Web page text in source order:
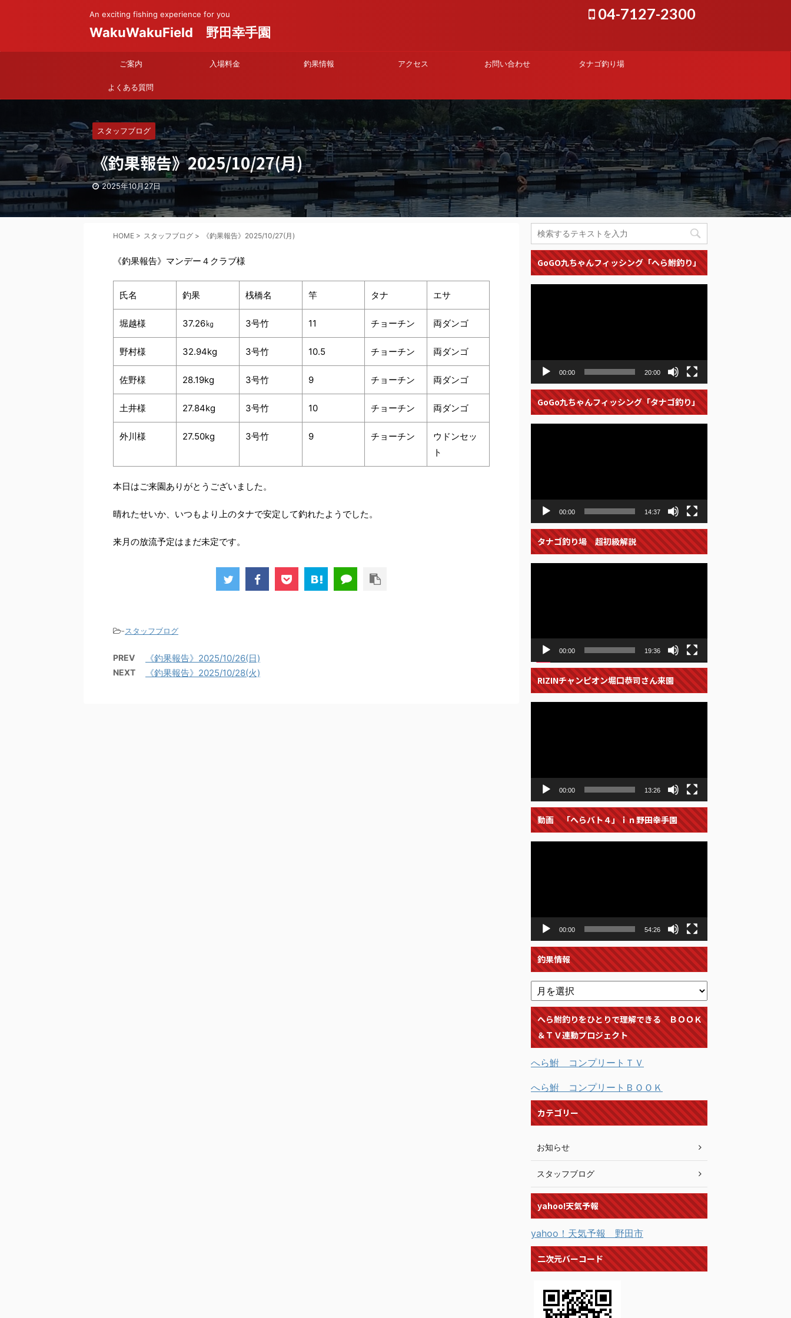
An exciting fishing experience for you
WakuWakuField 野田幸手園
04-7127-2300
ご案内 入場料金 釣果情報 アクセス お問い合わせ タナゴ釣り場
よくある質問
スタッフブログ
《釣果報告》2025/10/27(月)
2025年10月27日
HOME > スタッフブログ > 《釣果報告》2025/10/27(月)
《釣果報告》マンデー４クラブ様
氏名 釣果 桟橋名 竿 タナ エサ
堀越様 37.26㎏ 3号竹 11 チョーチン 両ダンゴ
野村様 32.94kg 3号竹 10.5 チョーチン 両ダンゴ
佐野様 28.19kg 3号竹 9 チョーチン 両ダンゴ
土井様 27.84kg 3号竹 10 チョーチン 両ダンゴ
外川様 27.50kg 3号竹 9 チョーチン
ウドンセッ
ト
本日はご来園ありがとうございました。
晴れたせいか、いつもより上のタナで安定して釣れたようでした。
来月の放流予定はまだ未定です。
-スタッフブログ
PREV 《釣果報告》2025/10/26(日)
NEXT 《釣果報告》2025/10/28(火)
GoGO九ちゃんフィッシング「へら鮒釣り」
00:00 20:00
GoGo九ちゃんフィッシング「タナゴ釣り」
00:00 14:37
タナゴ釣り場 超初級解説
00:00 19:36
RIZINチャンピオン堀口恭司さん来園
00:00 13:26
動画 「へらバト４」ｉｎ野田幸手園
00:00 54:26
釣果情報
へら鮒釣りをひとりで理解できる ＢＯＯＫ
＆ＴＶ連動プロジェクト
へら鮒 コンプリートＴＶ
へら鮒 コンプリートＢＯＯＫ
カテゴリー
お知らせ
スタッフブログ
yahoo!天気予報
yahoo！天気予報 野田市
二次元バーコード